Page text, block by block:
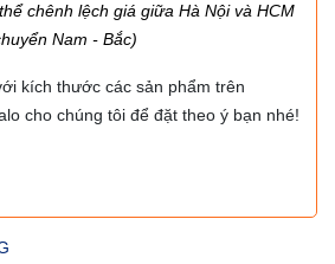
chênh lệch giá giữa Hà Nội và HCM
Nam - Bắc)
kích thước các sản phẩm trên
cho chúng tôi để đặt theo ý bạn nhé!